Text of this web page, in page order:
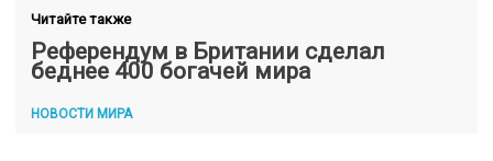
Читайте также
Референдум в Британии сделал
беднее 400 богачей мира
НОВОСТИ МИРА